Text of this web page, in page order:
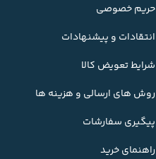
حریم خصوصی
انتقادات و پیشنهادات
شرایط تعویض کالا
روش های ارسالی و هزینه ها
پیگیری سفارشات
راهنمای خرید